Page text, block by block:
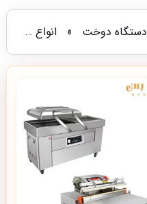
دستگاه دوخت » انواع دستگاه های بسته بندی کیسه